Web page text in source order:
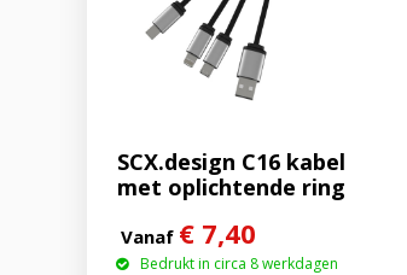
SCX.design C16 kabel
met oplichtende ring
Vanaf € 7,40
Bedrukt in circa 8 werkdagen